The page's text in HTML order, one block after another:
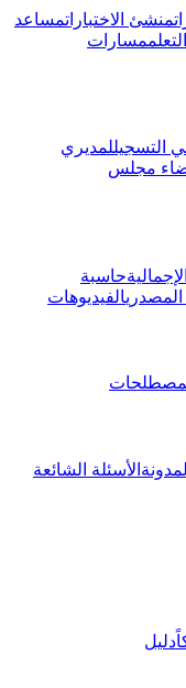
منشئ الاختباراتمساعد
مسارات
التسجيللمديري
مجلس
حاسبة
المصدريالفيديوهات
الأسئلة الشائعة
دليل